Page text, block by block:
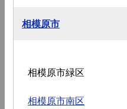
相模原市
相模原市緑区
相模原市南区